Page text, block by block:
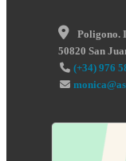
Poligono.
50820 San
(+34) 976